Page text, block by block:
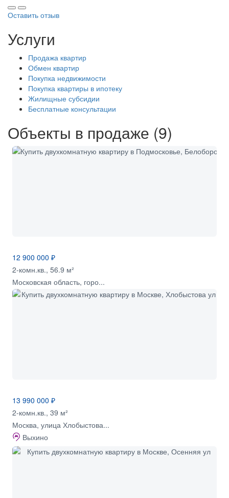
Оставить отзыв
Услуги
Продажа квартир
Обмен квартир
Покупка недвижимости
Покупка квартиры в ипотеку
Жилищные субсидии
Бесплатные консультации
Объекты в продаже (9)
12 900 000 ₽
2-комн.кв., 56.9 м²
Московская область, горо...
13 990 000 ₽
2-комн.кв., 39 м²
Москва, улица Хлобыстова...
Выхино